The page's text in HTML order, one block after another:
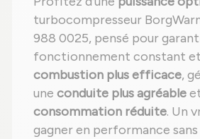
turbocompresseur
988 0025, pensé pour
fonctionnement constant
combustion plus efficace,
une conduite plus agréable
consommation réduite. Un
gagner en performance sans